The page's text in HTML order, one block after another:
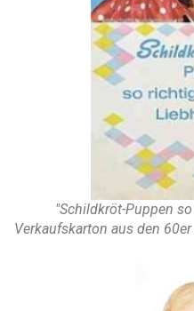
"Schildkröt-Puppen
Verkaufskarton aus den